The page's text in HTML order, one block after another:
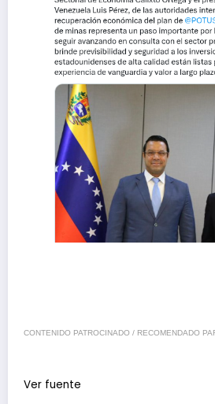
CONTENIDO PATROCINADO / RECOMENDADO
Ver fuente